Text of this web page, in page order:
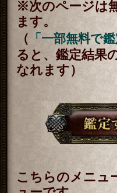
ザ。
※JavaScriptの設定をオ
利用ください。
トップページ
新着リリースコンテ
インスピレーショ
願叶/瞬間霊察で全
チャクラ占い｜人体